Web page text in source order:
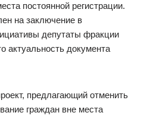
постоянной регистрации.
на заключение в
депутаты фракции
актуальность документа
предлагающий отменить
граждан вне места